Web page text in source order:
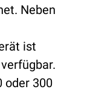
Neben
ist
oder 300